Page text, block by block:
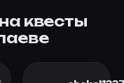
квесты